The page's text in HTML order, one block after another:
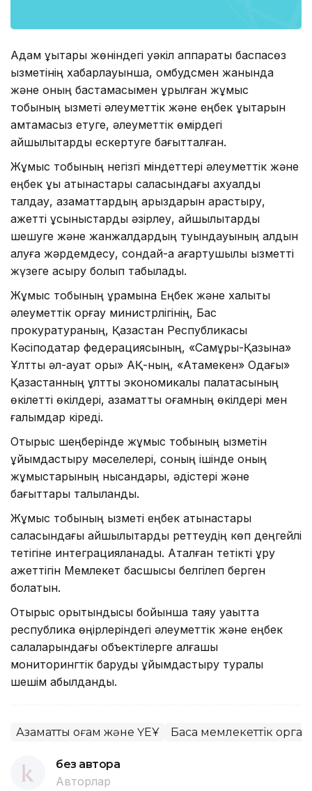
Адам құқықтары жөніндегі уәкіл аппараты баспасөз
қызметінің хабарлауынша, омбудсмен жанында
және оның бастамасымен құрылған жұмыс
тобының қызметі әлеуметтік және еңбек құқықтарын
қамтамасыз етуге, әлеуметтік өмірдегі
қайшылықтарды ескертуге бағытталған.
Жұмыс тобының негізгі міндеттері әлеуметтік және
еңбек құқық қатынастары саласындағы ахуалды
талдау, азаматтардың арыздарын қарастыру,
қажетті ұсыныстарды әзірлеу, қайшылықтарды
шешуге және жанжалдардың туындауының алдын
алуға жәрдемдесу, сондай-ақ ағартушылық қызметті
жүзеге асыру болып табылады.
Жұмыс тобының құрамына Еңбек және халықты
әлеуметтік қорғау министрлігінің, Бас
прокуратураның, Қазақстан Республикасы
Кәсіподақтар федерациясының, «Самұрық-Қазына»
Ұлттық әл-ауқат қоры» АҚ-ның, «Атамекен» Одағы»
Қазақстанның ұлттық экономикалық палатасының
өкілетті өкілдері, азаматтық қоғамның өкілдері мен
ғалымдар кіреді.
Отырыс шеңберінде жұмыс тобының қызметін
ұйымдастыру мәселелері, соның ішінде оның
жұмыстарының нысандары, әдістері және
бағыттары талқыланды.
Жұмыс тобының қызметі еңбек қатынастары
саласындағы қайшылықтарды реттеудің көп деңгейлі
тетігіне интеграцияланады. Аталған тетікті құру
қажеттігін Мемлекет басшысы белгілеп берген
болатын.
Отырыс қорытындысы бойынша таяу уақытта
республика өңірлеріндегі әлеуметтік және еңбек
салаларындағы объектілерге алғашқы
мониторингтік баруды ұйымдастыру туралы
шешім қабылданды.
Азаматтық қоғам және ҮЕҰ Басқа мемлекеттік
без автора
Авторлар